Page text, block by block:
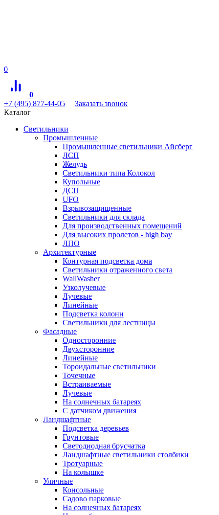
0
0
+7 (495) 877-44-05
Заказать звонок
Каталог
Светильники
Промышленные
Промышленные светильники Айсберг
ЛСП
Желудь
Светильники типа Колокол
Купольные
ДСП
UFO
Взрывозащищенные
Светильники для склада
Для производственных помещений
Для высоких пролетов - high bay
ЛПО
Архитектурные
Контурная подсветка дома
Светильники отраженного света
WallWasher
Узколучевые
Лучевые
Линейные
Подсветка колонн
Светильники для лестницы
Фасадные
Односторонние
Двухсторонние
Линейные
Тороидальные светильники
Точечные
Встраиваемые
Лучевые
На солнечных батареях
С датчиком движения
Ландшафтные
Подсветка деревьев
Грунтовые
Светодиодная брусчатка
Ландшафтные светильники столбики
Тротуарные
На колышке
Уличные
Консольные
Садово парковые
На солнечных батареях